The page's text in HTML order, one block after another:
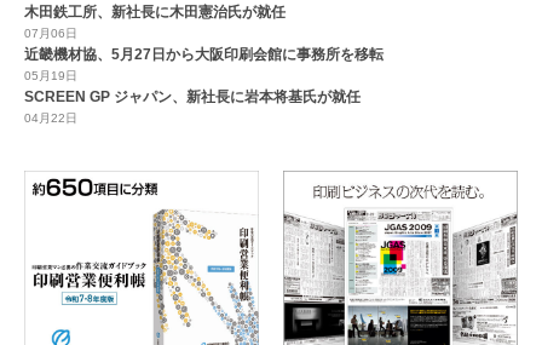
木田鉄工所、新社長に木田憲治氏が就任
07月06日
近畿機材協、5月27日から大阪印刷会館に事務所を移転
05月19日
SCREEN GP ジャパン、新社長に岩本将基氏が就任
04月22日